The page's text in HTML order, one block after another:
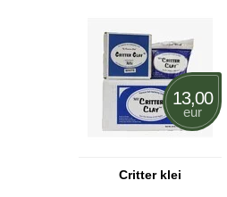
13,00
eur
Critter klei